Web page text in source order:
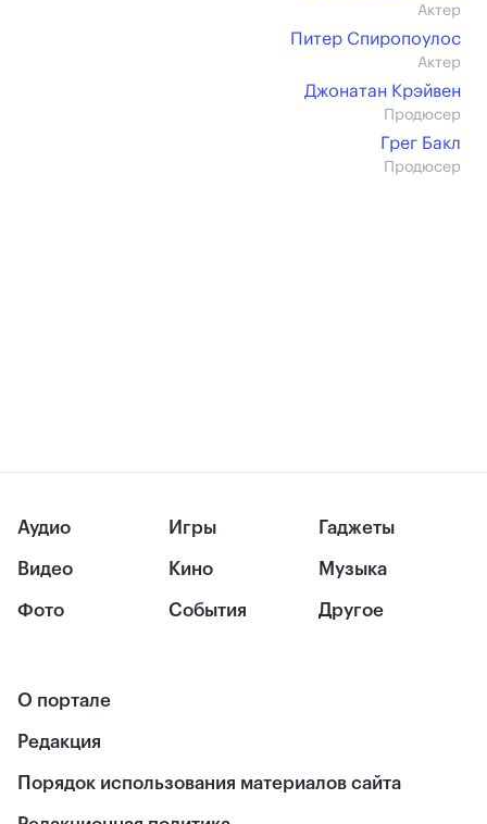
Актер
Питер Спиропоулос
Актер
Джонатан Крэйвен
Продюсер
Грег Бакл
Продюсер
Аудио
Видео
Фото
Игры
Кино
События
Гаджеты
Музыка
Другое
О портале
Редакция
Порядок использования материалов сайта